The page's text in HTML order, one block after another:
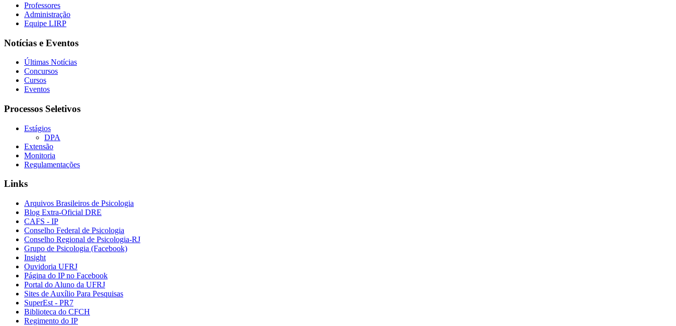
Professores
Administração
Equipe LIRP
Notícias e Eventos
Últimas Notícias
Concursos
Cursos
Eventos
Processos Seletivos
Estágios
DPA
Extensão
Monitoria
Regulamentações
Links
Arquivos Brasileiros de Psicologia
Blog Extra-Oficial DRE
CAFS - IP
Conselho Federal de Psicologia
Conselho Regional de Psicologia-RJ
Grupo de Psicologia (Facebook)
Insight
Ouvidoria UFRJ
Página do IP no Facebook
Portal do Aluno da UFRJ
Sites de Auxílio Para Pesquisas
SuperEst - PR7
Biblioteca do CFCH
Regimento do IP